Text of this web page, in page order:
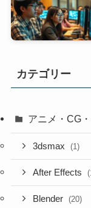
カテゴリー
アニメ・CG
3dsmax (1)
After Effects
Blender (20)